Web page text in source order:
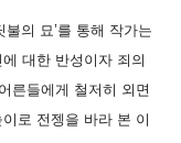
의 묘’를 통해 작가는
대한 반성이자 죄의
른들에게 철저히 외면
로 전젱을 바라 본 이